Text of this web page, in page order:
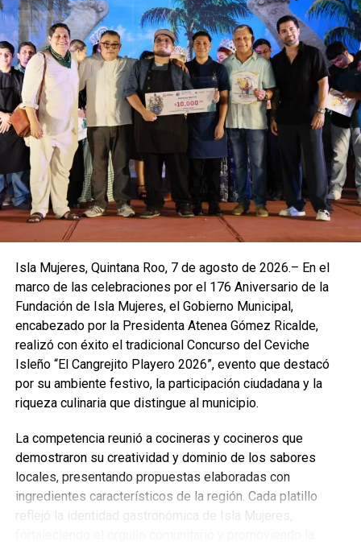
Isla Mujeres, Quintana Roo, 7 de agosto de 2026.– En el
marco de las celebraciones por el 176 Aniversario de la
Fundación de Isla Mujeres, el Gobierno Municipal,
encabezado por la Presidenta Atenea Gómez Ricalde,
realizó con éxito el tradicional Concurso del Ceviche
Isleño “El Cangrejito Playero 2026”, evento que destacó
por su ambiente festivo, la participación ciudadana y la
riqueza culinaria que distingue al municipio.
La competencia reunió a cocineras y cocineros que
demostraron su creatividad y dominio de los sabores
locales, presentando propuestas elaboradas con
ingredientes característicos de la región. Cada platillo
reflejó la identidad gastronómica de Isla Mujeres,